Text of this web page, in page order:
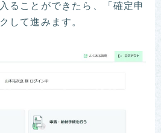
ることができたら、「確定申
して進みます。